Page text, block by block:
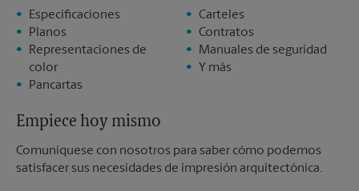
Especificaciones
Planos
Representaciones de
color
Pancartas
Carteles
Contratos
Manuales de seguridad
Y más
Empiece hoy mismo
Comuníquese con nosotros para saber cómo podemos
satisfacer sus necesidades de impresión arquitectónica.